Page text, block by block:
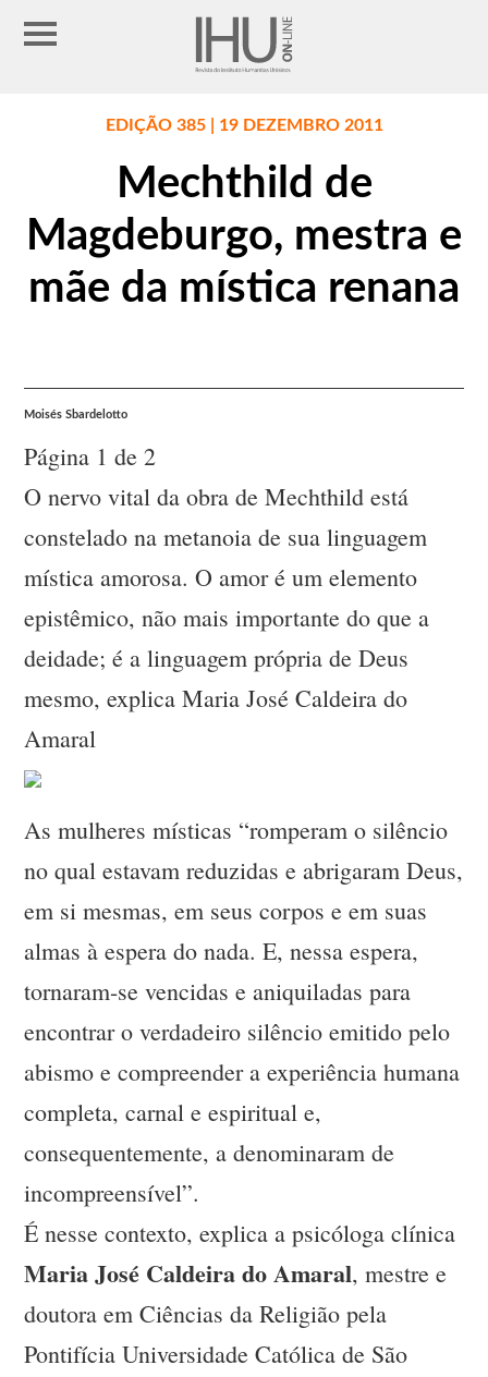
EDIÇÃO 385 | 19 DEZEMBRO 2011
Mechthild de
Magdeburgo, mestra e
mãe da mística renana
Moisés Sbardelotto
Página 1 de 2
O nervo vital da obra de Mechthild está
constelado na metanoia de sua linguagem
mística amorosa. O amor é um elemento
epistêmico, não mais importante do que a
deidade; é a linguagem própria de Deus
mesmo, explica Maria José Caldeira do
Amaral
As mulheres místicas “romperam o silêncio
no qual estavam reduzidas e abrigaram Deus,
em si mesmas, em seus corpos e em suas
almas à espera do nada. E, nessa espera,
tornaram-se vencidas e aniquiladas para
encontrar o verdadeiro silêncio emitido pelo
abismo e compreender a experiência humana
completa, carnal e espiritual e,
consequentemente, a denominaram de
incompreensível”.
É nesse contexto, explica a psicóloga clínica
Maria José Caldeira do Amaral, mestre e
doutora em Ciências da Religião pela
Pontifícia Universidade Católica de São